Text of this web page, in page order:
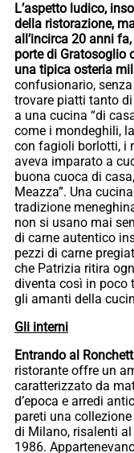
L’aspetto ludico,
della ristorazione,
all’incirca 20 anni
porte di Gratosoglio
una tipica osteria
confusionario,
trovare piatti tanto
a una cucina “di
come i mondeghili,
con fagioli borlotti, i
aveva imparato a
buona cuoca di
Meazza”. Una
tradizione
non si usano mai
di carne autentico
pezzi di carne
che Patrizia ritira
diventa così in poco
gli amanti della
Gli interni
Entrando al
ristorante offre un
caratterizzato da
d’epoca e arredi
pareti una
di Milano, risalenti
1986.